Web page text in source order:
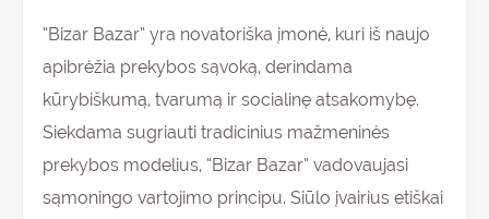
“Bizar Bazar” yra novatoriška įmonė, kuri iš naujo
apibrėžia prekybos sąvoką, derindama
kūrybiškumą, tvarumą ir socialinę atsakomybę.
Siekdama sugriauti tradicinius mažmeninės
prekybos modelius, “Bizar Bazar” vadovaujasi
sąmoningo vartojimo principu. Siūlo įvairius etiškai